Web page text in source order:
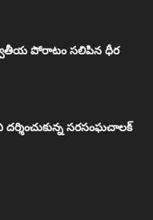
పోరాటం సలిపిన ధీర
సరసంఘచాలక్